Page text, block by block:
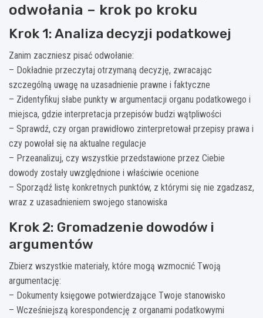
odwołania – krok po kroku
Krok 1: Analiza decyzji podatkowej
Zanim zaczniesz pisać odwołanie:
– Dokładnie przeczytaj otrzymaną decyzję, zwracając
szczególną uwagę na uzasadnienie prawne i faktyczne
– Zidentyfikuj słabe punkty w argumentacji organu podatkowego i
miejsca, gdzie interpretacja przepisów budzi wątpliwości
– Sprawdź, czy organ prawidłowo zinterpretował przepisy prawa i
czy powołał się na aktualne regulacje
– Przeanalizuj, czy wszystkie przedstawione przez Ciebie
dowody zostały uwzględnione i właściwie ocenione
– Sporządź listę konkretnych punktów, z którymi się nie zgadzasz,
wraz z uzasadnieniem swojego stanowiska
Krok 2: Gromadzenie dowodów i
argumentów
Zbierz wszystkie materiały, które mogą wzmocnić Twoją
argumentację:
– Dokumenty księgowe potwierdzające Twoje stanowisko
– Wcześniejszą korespondencję z organami podatkowymi